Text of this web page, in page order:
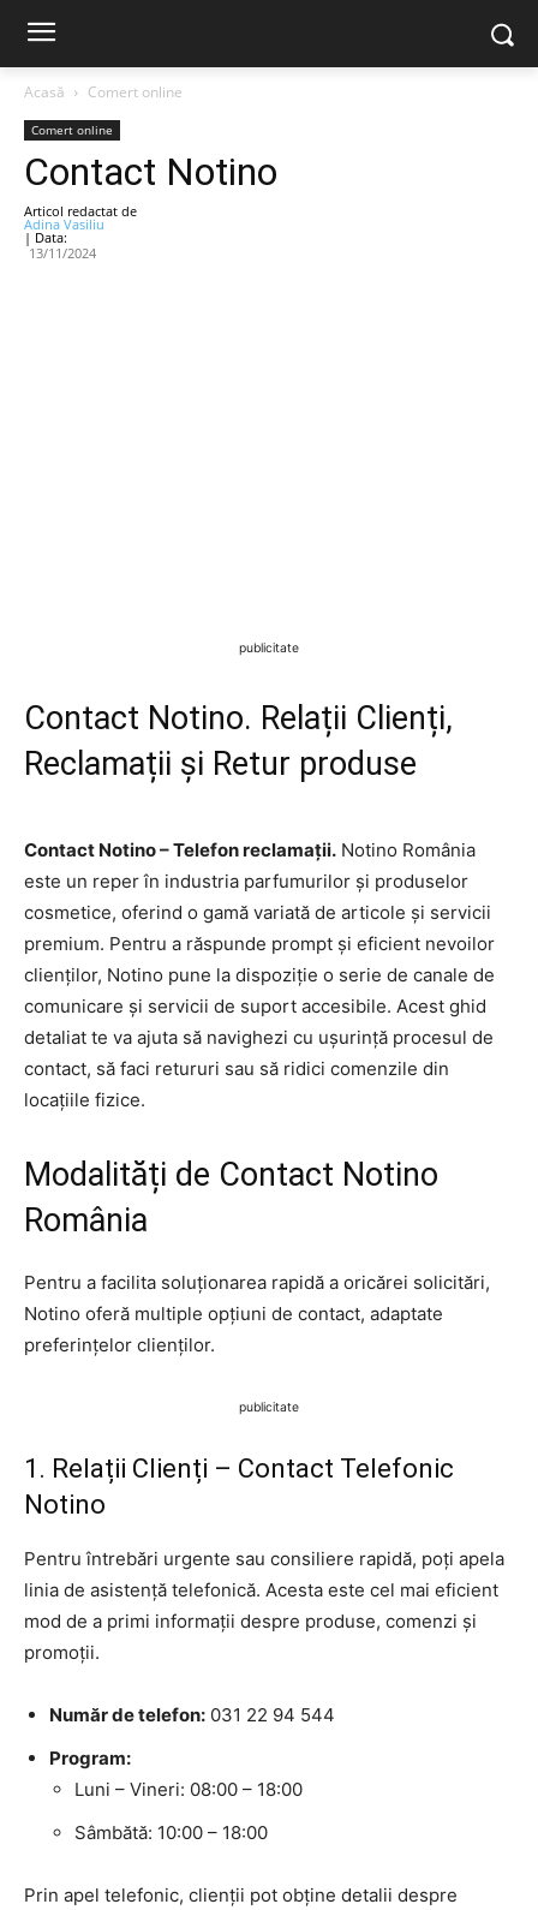
Acasă Comert online
Comert online
Contact Notino
Articol redactat de
Adina Vasiliu
| Data:
13/11/2024
publicitate
Contact Notino. Relații Clienți,
Reclamații și Retur produse
Contact Notino – Telefon reclamații. Notino România
este un reper în industria parfumurilor și produselor
cosmetice, oferind o gamă variată de articole și servicii
premium. Pentru a răspunde prompt și eficient nevoilor
clienților, Notino pune la dispoziție o serie de canale de
comunicare și servicii de suport accesibile. Acest ghid
detaliat te va ajuta să navighezi cu ușurință procesul de
contact, să faci retururi sau să ridici comenzile din
locațiile fizice.
Modalități de Contact Notino
România
Pentru a facilita soluționarea rapidă a oricărei solicitări,
Notino oferă multiple opțiuni de contact, adaptate
preferințelor clienților.
publicitate
1. Relații Clienți – Contact Telefonic
Notino
Pentru întrebări urgente sau consiliere rapidă, poți apela
linia de asistență telefonică. Acesta este cel mai eficient
mod de a primi informații despre produse, comenzi și
promoții.
Număr de telefon: 031 22 94 544
Program:
Luni – Vineri: 08:00 – 18:00
Sâmbătă: 10:00 – 18:00
Prin apel telefonic, clienții pot obține detalii despre